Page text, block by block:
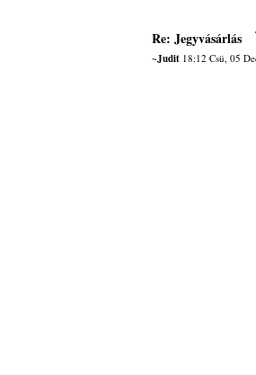
Re: Jegyvásárlás
~Judit18:12 Csü, 05